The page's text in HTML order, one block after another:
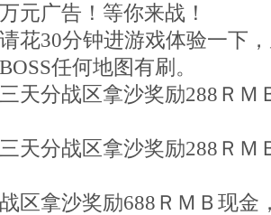
元广告！等你来战！
花30分钟进游戏体验一下
任何地图有刷。
天分战区拿沙奖励288ＲＭ
天分战区拿沙奖励288ＲＭ
区拿沙奖励688ＲＭＢ现金